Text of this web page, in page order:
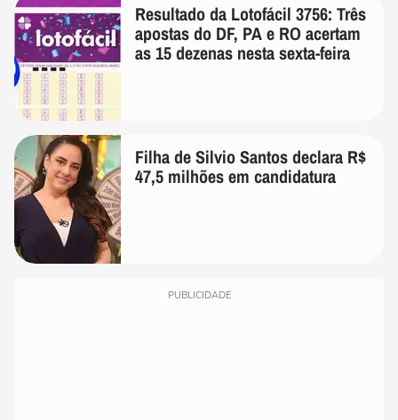
Resultado da Lotofácil 3756: Três
apostas do DF, PA e RO acertam
as 15 dezenas nesta sexta-feira
Filha de Silvio Santos declara R$
47,5 milhões em candidatura
PUBLICIDADE